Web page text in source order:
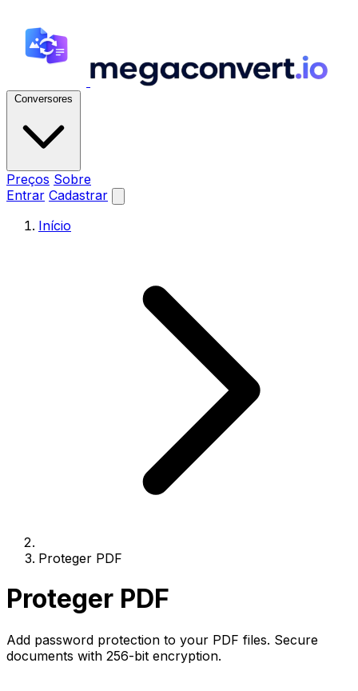
Conversores
Preços Sobre
Entrar Cadastrar
Início
Proteger PDF
Proteger PDF
Add password protection to your PDF files. Secure
documents with 256-bit encryption.